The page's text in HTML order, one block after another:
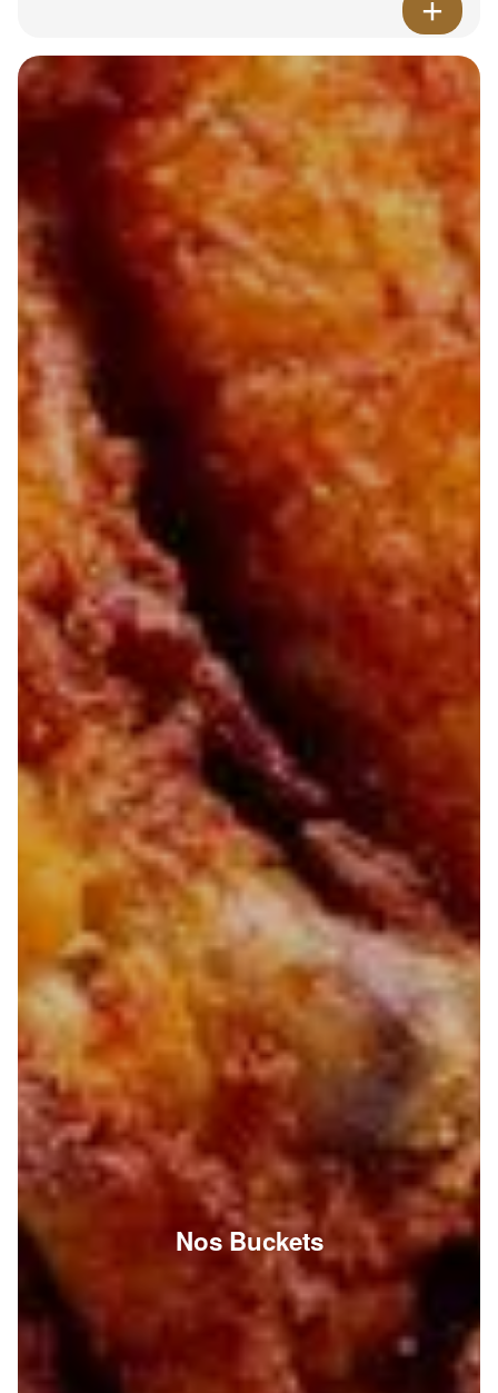
Nos Buckets